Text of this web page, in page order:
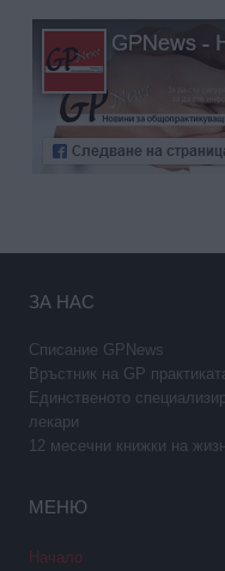
ЗА НАС
Списание GPNews
Връстник на GP
Единственото
лекари
12 месечни книжки на
МЕНЮ
Начало